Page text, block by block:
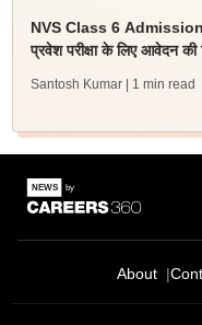
NVS Class 6 Admission
प्रवेश परीक्षा के लिए आवेदन
Santosh Kumar | 1 min read
About